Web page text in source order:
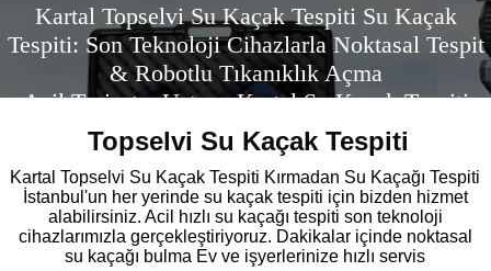
Kartal Topselvi Su Kaçak Tespiti Su Kaçak
Tespiti: Son Teknoloji Cihazlarla Noktasal Tespit
& Robotlu Tıkanıklık Açma
Acil Tesisatçı Ustası. Kartal Su Kaçak Tespiti
Topselvi Su Kaçak Tespiti
Kartal Topselvi Su Kaçak Tespiti Kırmadan Su Kaçağı Tespiti
İstanbul'un her yerinde su kaçak tespiti için bizden hizmet
alabilirsiniz. Acil hızlı su kaçağı tespiti son teknoloji
cihazlarımızla gerçekleştiriyoruz. Dakikalar içinde noktasal
su kaçağı bulma Ev ve işyerlerinize hızlı servis